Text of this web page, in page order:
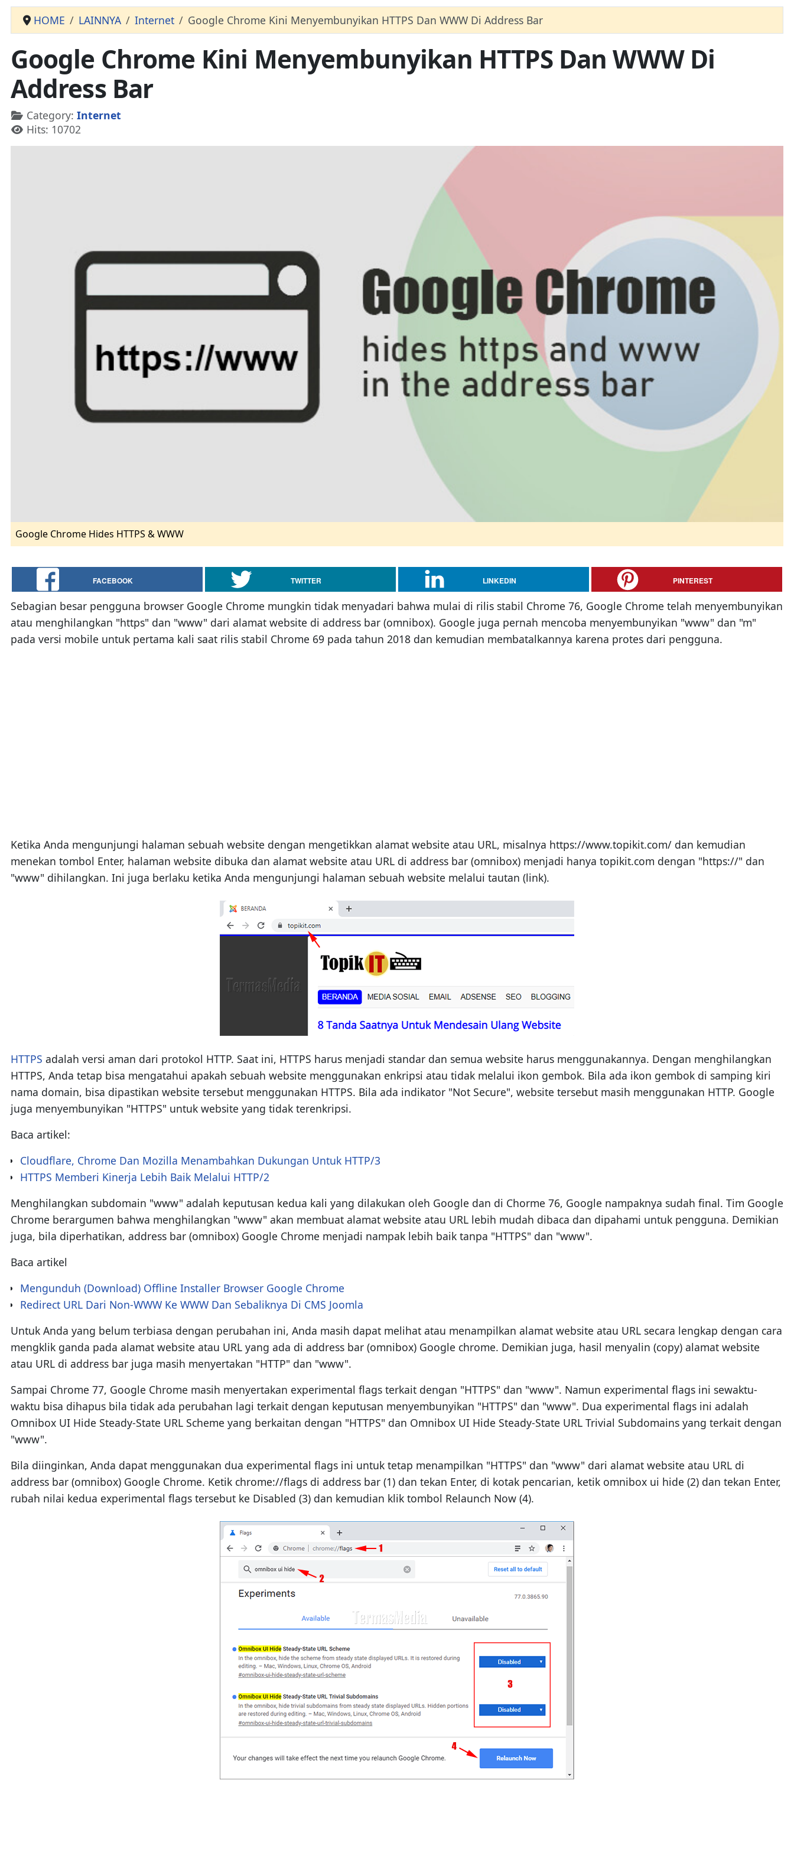
HOME LAINNYA Internet Google Chrome Kini Menyembunyikan HTTPS Dan WWW Di Address Bar
Google Chrome Kini Menyembunyikan HTTPS Dan WWW Di
Address Bar
Details
Category: Internet
Hits: 10702
Google Chrome Hides HTTPS & WWW
FACEBOOK TWITTER LINKEDIN PINTEREST
Sebagian besar pengguna browser Google Chrome mungkin tidak menyadari bahwa mulai di rilis stabil Chrome 76, Google Chrome telah menyembunyikan
atau menghilangkan "https" dan "www" dari alamat website di address bar (omnibox). Google juga pernah mencoba menyembunyikan "www" dan "m"
pada versi mobile untuk pertama kali saat rilis stabil Chrome 69 pada tahun 2018 dan kemudian membatalkannya karena protes dari pengguna.
Ketika Anda mengunjungi halaman sebuah website dengan mengetikkan alamat website atau URL, misalnya https://www.topikit.com/ dan kemudian
menekan tombol Enter, halaman website dibuka dan alamat website atau URL di address bar (omnibox) menjadi hanya topikit.com dengan "https://" dan
"www" dihilangkan. Ini juga berlaku ketika Anda mengunjungi halaman sebuah website melalui tautan (link).
HTTPS adalah versi aman dari protokol HTTP. Saat ini, HTTPS harus menjadi standar dan semua website harus menggunakannya. Dengan menghilangkan
HTTPS, Anda tetap bisa mengatahui apakah sebuah website menggunakan enkripsi atau tidak melalui ikon gembok. Bila ada ikon gembok di samping kiri
nama domain, bisa dipastikan website tersebut menggunakan HTTPS. Bila ada indikator "Not Secure", website tersebut masih menggunakan HTTP. Google
juga menyembunyikan "HTTPS" untuk website yang tidak terenkripsi.
Baca artikel:
Cloudflare, Chrome Dan Mozilla Menambahkan Dukungan Untuk HTTP/3
HTTPS Memberi Kinerja Lebih Baik Melalui HTTP/2
Menghilangkan subdomain "www" adalah keputusan kedua kali yang dilakukan oleh Google dan di Chorme 76, Google nampaknya sudah final. Tim Google
Chrome berargumen bahwa menghilangkan "www" akan membuat alamat website atau URL lebih mudah dibaca dan dipahami untuk pengguna. Demikian
juga, bila diperhatikan, address bar (omnibox) Google Chrome menjadi nampak lebih baik tanpa "HTTPS" dan "www".
Baca artikel
Mengunduh (Download) Offline Installer Browser Google Chrome
Redirect URL Dari Non-WWW Ke WWW Dan Sebaliknya Di CMS Joomla
Untuk Anda yang belum terbiasa dengan perubahan ini, Anda masih dapat melihat atau menampilkan alamat website atau URL secara lengkap dengan cara
mengklik ganda pada alamat website atau URL yang ada di address bar (omnibox) Google chrome. Demikian juga, hasil menyalin (copy) alamat website
atau URL di address bar juga masih menyertakan "HTTP" dan "www".
Sampai Chrome 77, Google Chrome masih menyertakan experimental flags terkait dengan "HTTPS" dan "www". Namun experimental flags ini sewaktu-
waktu bisa dihapus bila tidak ada perubahan lagi terkait dengan keputusan menyembunyikan "HTTPS" dan "www". Dua experimental flags ini adalah
Omnibox UI Hide Steady-State URL Scheme yang berkaitan dengan "HTTPS" dan Omnibox UI Hide Steady-State URL Trivial Subdomains yang terkait dengan
"www".
Bila diinginkan, Anda dapat menggunakan dua experimental flags ini untuk tetap menampilkan "HTTPS" dan "www" dari alamat website atau URL di
address bar (omnibox) Google Chrome. Ketik chrome://flags di address bar (1) dan tekan Enter, di kotak pencarian, ketik omnibox ui hide (2) dan tekan Enter,
rubah nilai kedua experimental flags tersebut ke Disabled (3) dan kemudian klik tombol Relaunch Now (4).